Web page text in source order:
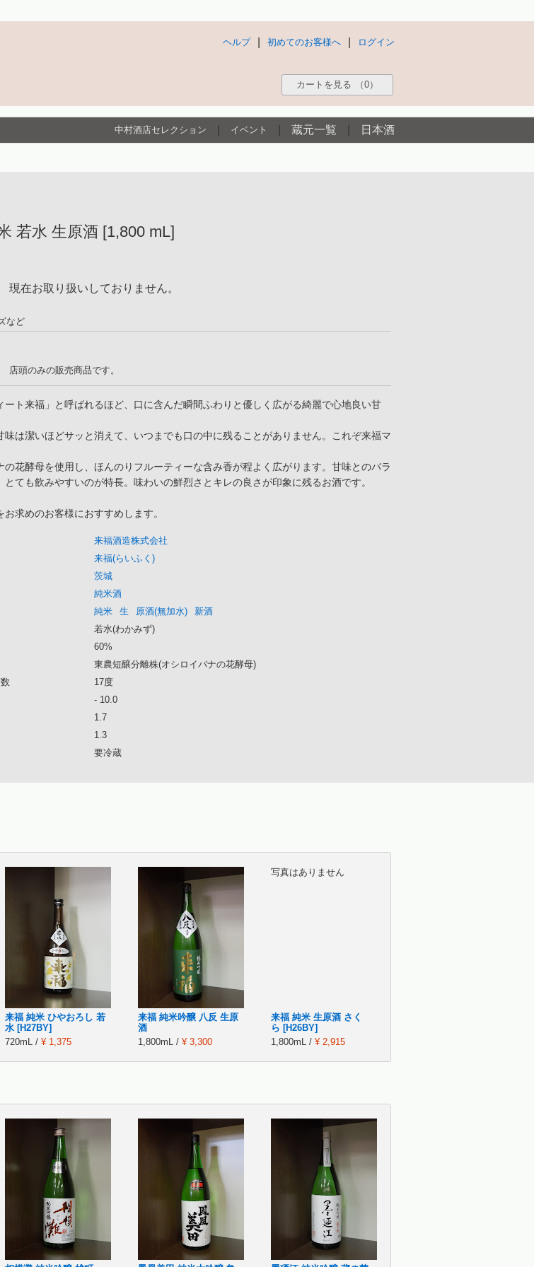
ログイン
初めてのお客様へ
ヘルプ
カートを見る （0）
中村酒店セレクション イベント 蔵元一覧 日本酒
若水 生原酒 [1,800 mL]
現在お取り扱いしておりません。
など
店頭のみの販売商品です。
ート来福」と呼ばれるほど、口に含んだ瞬間ふわりと優しく広がる綺麗で心地良い甘
味は潔いほどサッと消えて、いつまでも口の中に残ることがありません。これぞ来福マ
の花酵母を使用し、ほんのりフルーティーな含み香が程よく広がります。甘味とのバラ
とても飲みやすいのが特長。味わいの鮮烈さとキレの良さが印象に残るお酒です。
お求めのお客様におすすめします。
来福酒造株式会社
来福(らいふく)
茨城
純米酒
純米 生 原酒(無加水)
新酒
若水(わかみず)
60%
東農短醸分離株(オシロイバナの花酵母)
17度
- 10.0
1.7
1.3
要冷蔵
来福 純米 ひやおろし 若
水 [H27BY]
720mL / ¥ 1,375
来福 純米吟醸 八反 生原
酒
1,800mL / ¥ 3,300
写真はありません
来福 純米 生原酒 さく
ら [H26BY]
1,800mL / ¥ 2,915